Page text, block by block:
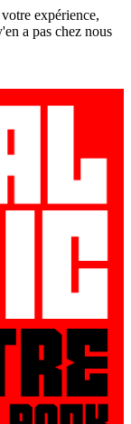
expérience,
a pas chez nous